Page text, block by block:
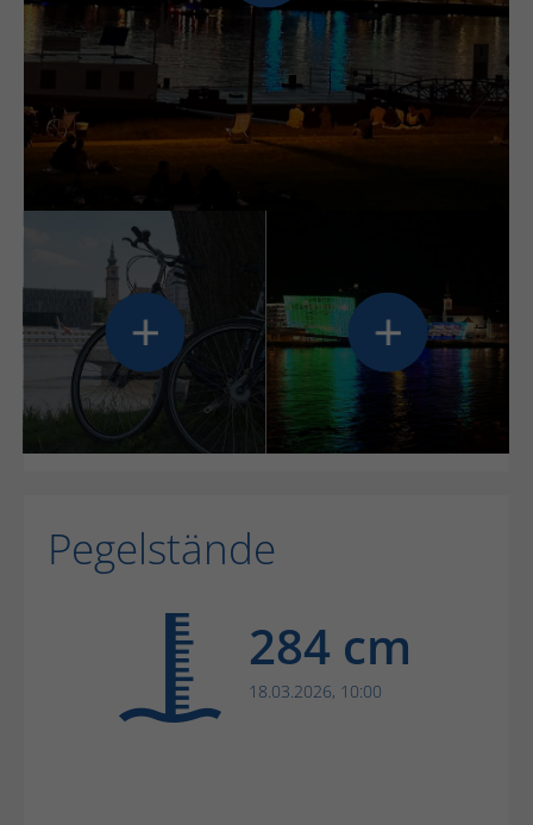
Pegelstände
284 cm
18.03.2026, 10:00